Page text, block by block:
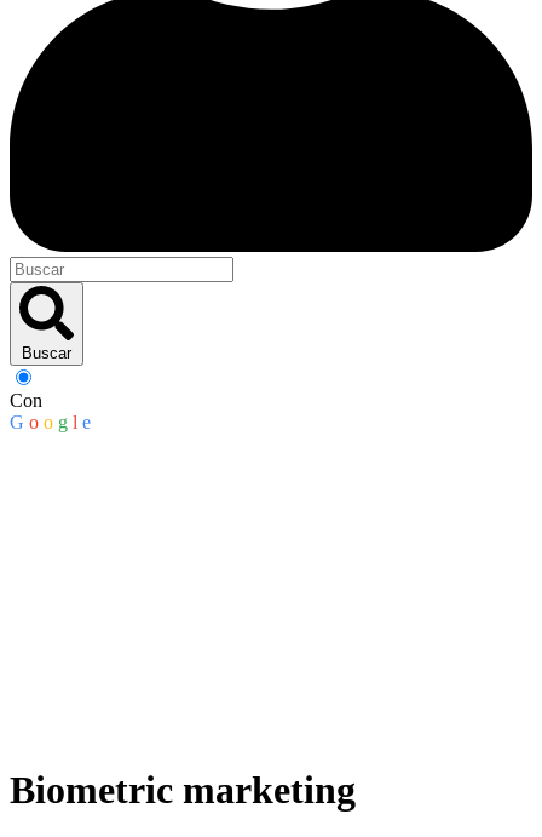
Buscar
Con
G o o g l e
Biometric marketing